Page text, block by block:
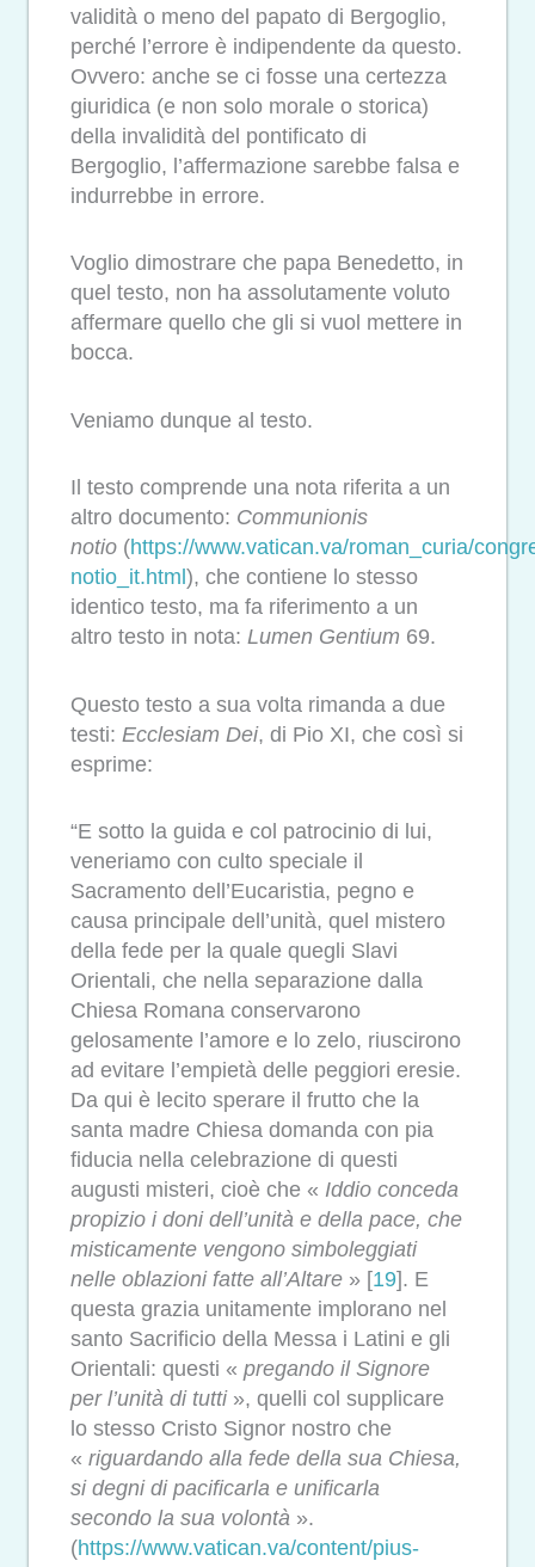
validità o meno del papato di Bergoglio,
perché l’errore è indipendente da questo.
Ovvero: anche se ci fosse una certezza
giuridica (e non solo morale o storica)
della invalidità del pontificato di
Bergoglio, l’affermazione sarebbe falsa e
indurrebbe in errore.
Voglio dimostrare che papa Benedetto, in
quel testo, non ha assolutamente voluto
affermare quello che gli si vuol mettere in
bocca.
Veniamo dunque al testo.
Il testo comprende una nota riferita a un
altro documento: Communionis
notio (https://www.vatican.va/roman_curia/
notio_it.html ), che contiene lo stesso
identico testo, ma fa riferimento a un
altro testo in nota: Lumen Gentium 69.
Questo testo a sua volta rimanda a due
testi: Ecclesiam Dei, di Pio XI, che così si
esprime:
“E sotto la guida e col patrocinio di lui,
veneriamo con culto speciale il
Sacramento dell’Eucaristia, pegno e
causa principale dell’unità, quel mistero
della fede per la quale quegli Slavi
Orientali, che nella separazione dalla
Chiesa Romana conservarono
gelosamente l’amore e lo zelo, riuscirono
ad evitare l’empietà delle peggiori eresie.
Da qui è lecito sperare il frutto che la
santa madre Chiesa domanda con pia
fiducia nella celebrazione di questi
augusti misteri, cioè che « Iddio conceda
propizio i doni dell’unità e della pace, che
misticamente vengono simboleggiati
nelle oblazioni fatte all’Altare » [19]. E
questa grazia unitamente implorano nel
santo Sacrificio della Messa i Latini e gli
Orientali: questi « pregando il Signore
per l’unità di tutti », quelli col supplicare
lo stesso Cristo Signor nostro che
« riguardando alla fede della sua Chiesa,
si degni di pacificarla e unificarla
secondo la sua volontà ».
(https://www.vatican.va/content/pius-